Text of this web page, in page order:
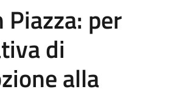
Piazza: per
di
alla